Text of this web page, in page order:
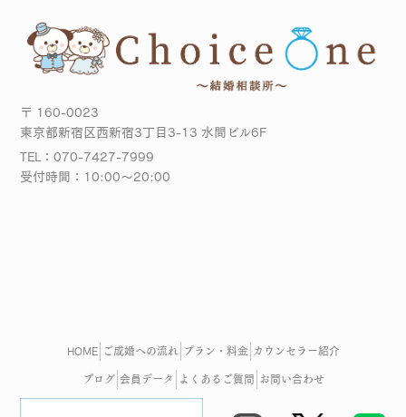
〒 160-0023
東京都新宿区西新宿3丁目3-13 水間ビル6F
TEL：070-7427-7999
受付時間：10:00～20:00
HOME ご成婚への流れ プラン・料金 カウンセラー紹介
ブログ 会員データ よくあるご質問 お問い合わせ